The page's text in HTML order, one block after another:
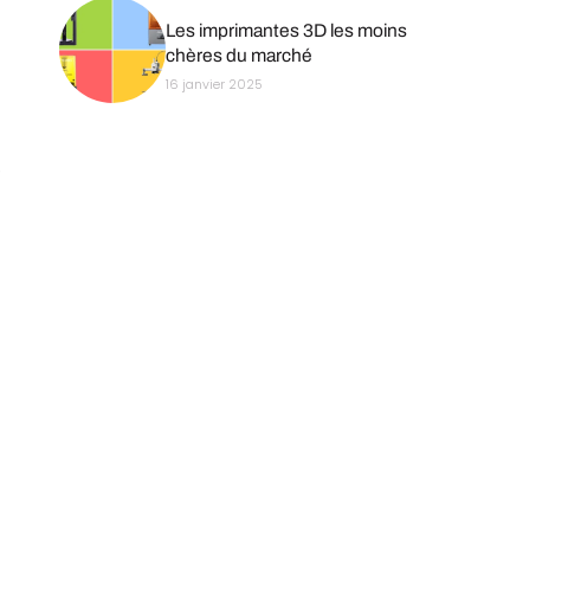
Les imprimantes 3D les moins
chères du marché
16 janvier 2025